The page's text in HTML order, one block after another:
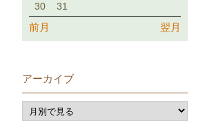
30
31
前月 翌月
アーカイブ